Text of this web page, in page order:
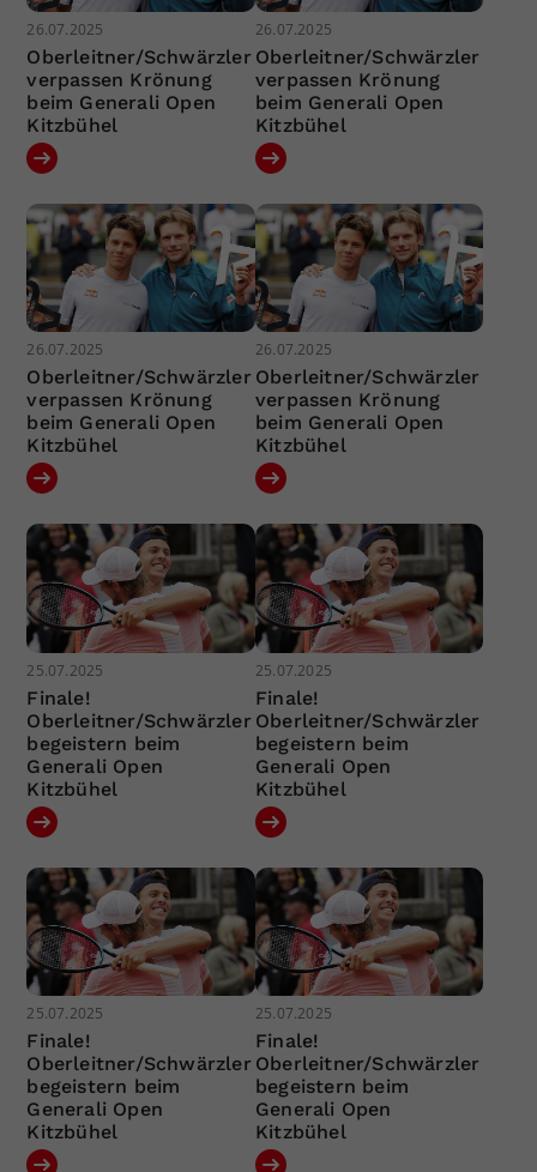
26.07.2025
Oberleitner/Schwärzler
verpassen Krönung
beim Generali Open
Kitzbühel
26.07.2025
Oberleitner/Schwärzler
verpassen Krönung
beim Generali Open
Kitzbühel
26.07.2025
Oberleitner/Schwärzler
verpassen Krönung
beim Generali Open
Kitzbühel
26.07.2025
Oberleitner/Schwärzler
verpassen Krönung
beim Generali Open
Kitzbühel
25.07.2025
Finale!
Oberleitner/Schwärzler
begeistern beim
Generali Open
Kitzbühel
25.07.2025
Finale!
Oberleitner/Schwärzler
begeistern beim
Generali Open
Kitzbühel
25.07.2025
Finale!
Oberleitner/Schwärzler
begeistern beim
Generali Open
Kitzbühel
25.07.2025
Finale!
Oberleitner/Schwärzler
begeistern beim
Generali Open
Kitzbühel